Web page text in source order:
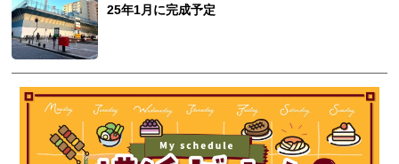
25年1月に完成予定